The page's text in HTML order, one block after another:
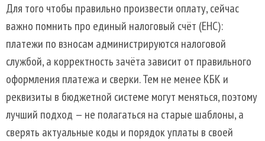
Для того чтобы правильно произвести оплату, сейчас
важно помнить про единый налоговый счёт (ЕНС):
платежи по взносам администрируются налоговой
службой, а корректность зачёта зависит от правильного
оформления платежа и сверки. Тем не менее КБК и
реквизиты в бюджетной системе могут меняться, поэтому
лучший подход — не полагаться на старые шаблоны, а
сверять актуальные коды и порядок уплаты в своей